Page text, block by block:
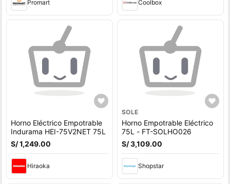
Promart Coolbox
Horno Eléctrico Empotrable
Indurama HEI-75V2NET 75L
S/ 1,249.00
Hiraoka
SOLE
Horno Empotrable Eléctrico
75L - FT-SOLHO026
S/ 3,109.00
Shopstar